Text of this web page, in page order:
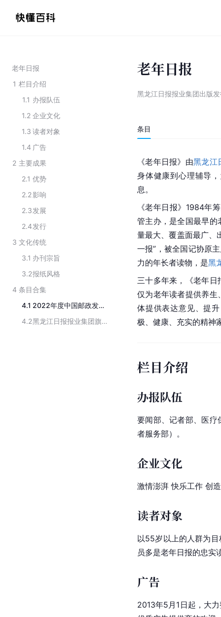
老年日报
1 栏目介绍
1.1 办报队伍
1.2 企业文化
1.3 读者对象
1.4 广告
2 主要成果
2.1 优势
2.2影响
2.3发展
2.4发行
3 文化传统
3.1 办刊宗旨
3.2报纸风格
4 条目合集
4.1
2022年度中国邮政发行百强榜
4.2
黑龙江日报报业集团旗下报刊
老年日报
黑龙江日报报业集团出版
条目
《老年日报》由黑龙江
身体健康到心理辅导
息。
《老年日报》1984年
管主办，是全国最早的
量最大、覆盖面最广、
一报”，被全国记协原
力的年长者读物，是黑
三十多年来，《老年
仅为老年读者提供养生
体提供表达意见、提
极、健康、充实的精神
栏目介绍
办报队伍
要闻部、记者部、医疗
者服务部）。
企业文化
激情澎湃 快乐工作 创
读者对象
以55岁以上的人群为
员多是老年日报的忠实
广告
2013年5月1日起，大